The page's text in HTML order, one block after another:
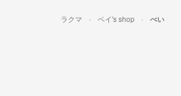
ラクマ ベイ's shop べい